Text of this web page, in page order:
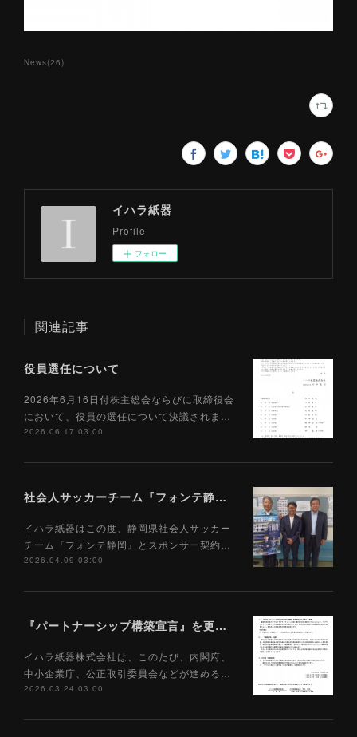
News(26)
イハラ紙器
Profile
フォロー
関連記事
役員選任について
2026年6月16日付株主総会ならびに取締役会
において、役員の選任について決議されま…
2026.06.17 03:00
社会人サッカーチーム『フォンテ静岡』とのスポンサー契約締結について
イハラ紙器はこの度、静岡県社会人サッカー
チーム『フォンテ静岡』とスポンサー契約…
2026.04.09 03:00
『パートナーシップ構築宣言』を更新しました。
イハラ紙器株式会社は、このたび、内閣府、
中小企業庁、公正取引委員会などが進める…
2026.03.24 03:00